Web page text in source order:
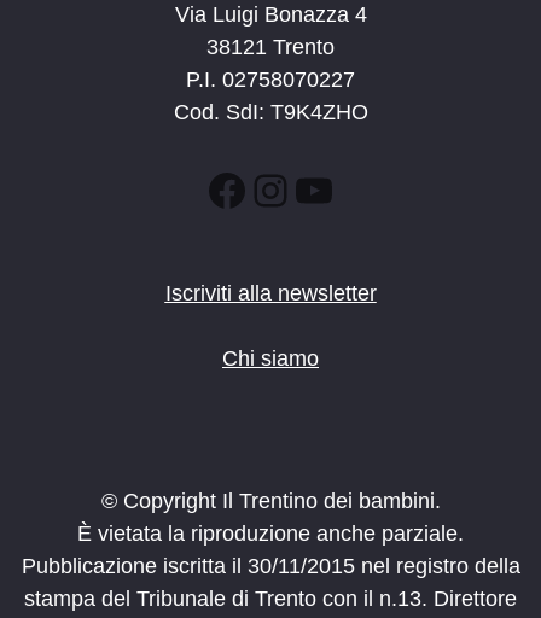
Via Luigi Bonazza 4
38121 Trento
P.I. 02758070227
Cod. SdI: T9K4ZHO
Facebook
Instagram
YouTube
Iscriviti alla newsletter
Chi siamo
© Copyright Il Trentino dei bambini.
È vietata la riproduzione anche parziale.
Pubblicazione iscritta il 30/11/2015 nel registro della
stampa del Tribunale di Trento con il n.13. Direttore